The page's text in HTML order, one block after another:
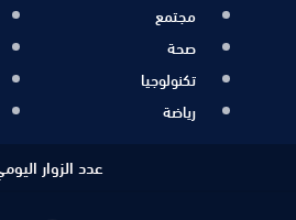
مجتمع
صحة
تكنولوجيا
رياضة
عدد الزوار